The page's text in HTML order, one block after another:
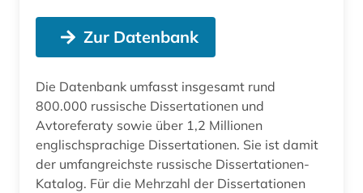
Zur Datenbank
Die Datenbank umfasst insgesamt rund
800.000 russische Dissertationen und
Avtoreferaty sowie über 1,2 Millionen
englischsprachige Dissertationen. Sie ist damit
der umfangreichste russische Dissertationen-
Katalog. Für die Mehrzahl der Dissertationen